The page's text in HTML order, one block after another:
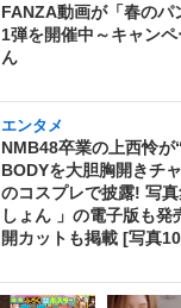
FANZA動画が「春の
1弾を開催中～キャン
ん
エンタメ
NMB48卒業の上西怜が
BODYを大胆胸開きチ
のコスプレで披露! 写
しょん 」の電子版も
開カットも掲載 [写真